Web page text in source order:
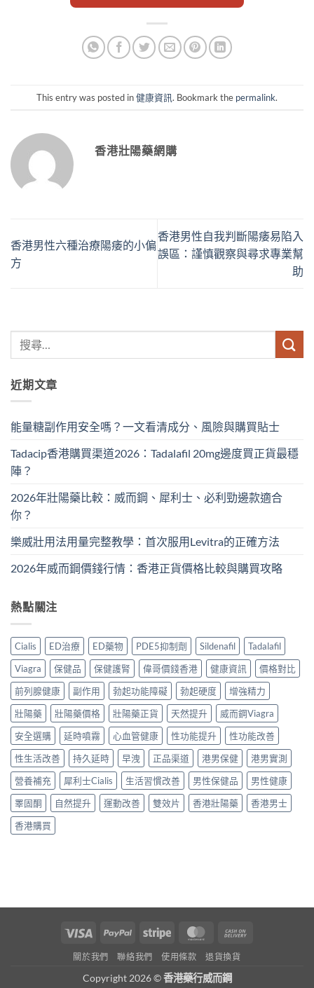
This entry was posted in健康資訊. Bookmark the permalink.
香港壯陽藥網購
香港男性六種治療陽痿的小偏
方
香港男性自我判斷陽痿易陷入
誤區：謹慎觀察與尋求專業幫
助
近期文章
能量糖副作用安全嗎？一文看清成分、風險與購買貼士
Tadacip香港購買渠道2026：Tadalafil 20mg邊度買正貨最穩
陣？
2026年壯陽藥比較：威而鋼、犀利士、必利勁邊款適合
你？
樂威壯用法用量完整教學：首次服用Levitra的正確方法
2026年威而鋼價錢行情：香港正貨價格比較與購買攻略
熱點關注
Cialis ED治療 ED藥物 PDE5抑制劑 Sildenafil
Tadalafil
Viagra
保健品 保健護腎 偉哥價錢香港 健康資訊
價格對比
前列腺健康
副作用 勃起功能障礙 勃起硬度
增強精力
壯陽藥
壯陽藥價格 壯陽藥正貨 天然提升
威而鋼Viagra
安全選購
延時噴霧 心血管健康 性功能提升
性功能改善
性生活改善
持久延時 早洩 正品渠道 港男保健
港男實測
營養補充
犀利士Cialis 生活習慣改善 男性保健品
男性健康
睪固酮
自然提升 運動改善 雙效片 香港壯陽藥
香港男士
香港購買
Visa PayPal Stripe MasterCard
關於我們 聯絡我們 使用條款 退貨換貨
Copyright 2026 ©香港藥行威而鋼